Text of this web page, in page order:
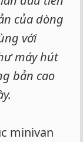
của dòng
với
máy hút
bản cao
minivan